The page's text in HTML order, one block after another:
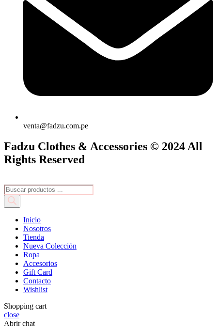
venta@fadzu.com.pe
Fadzu Clothes & Accessories © 2024 All
Rights Reserved
Búsqueda
de
productos
Inicio
Nosotros
Tienda
Nueva Colección
Ropa
Accesorios
Gift Card
Contacto
Wishlist
Shopping cart
close
Abrir chat